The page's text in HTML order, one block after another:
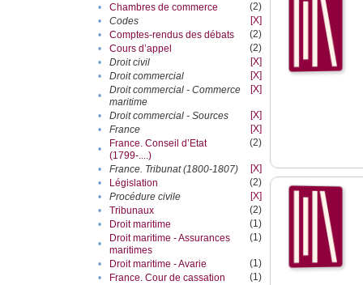
•
Chambres de commerce
(2)
•
Codes
[X]
•
Comptes-rendus des débats
(2)
•
Cours d’appel
(2)
•
Droit civil
[X]
•
Droit commercial
[X]
•
Droit commercial - Commerce
maritime
[X]
• Droit commercial - Sources
[X]
•
France
[X]
•
France. Conseil d’Etat
(1799-....)
(2)
• France. Tribunat (1800-1807)
[X]
•
Législation
(2)
•
Procédure civile
[X]
•
Tribunaux
(2)
•
Droit maritime
(1)
•
Droit maritime - Assurances
maritimes
(1)
• Droit maritime - Avarie
(1)
•
France. Cour de cassation
(1)